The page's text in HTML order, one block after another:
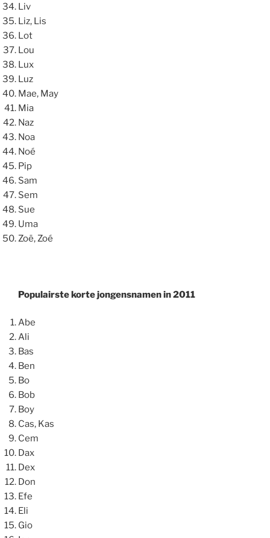
Liv
Liz, Lis
Lot
Lou
Lux
Luz
Mae, May
Mia
Naz
Noa
Noé
Pip
Sam
Sem
Sue
Uma
Zoë, Zoé
Populairste korte jongensnamen in 2011
Abe
Ali
Bas
Ben
Bo
Bob
Boy
Cas, Kas
Cem
Dax
Dex
Don
Efe
Eli
Gio